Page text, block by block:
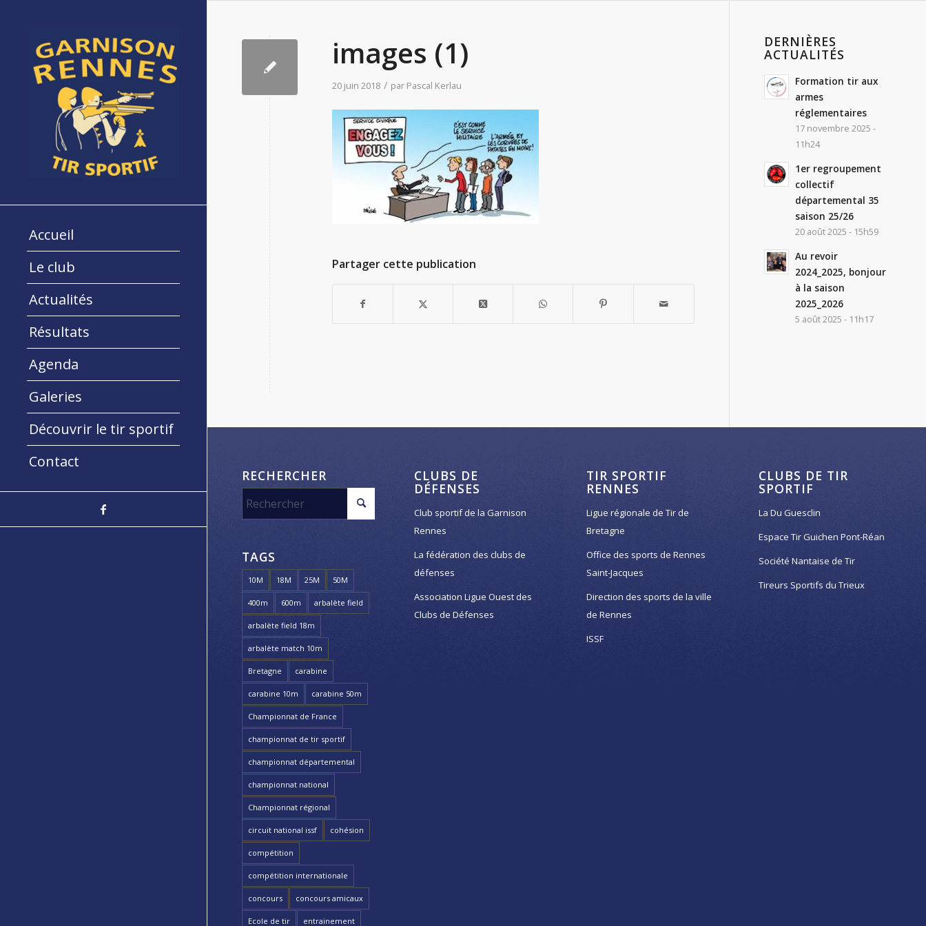
Accueil
Le club
Actualités
Résultats
Agenda
Galeries
Découvrir le tir sportif
Contact
images (1)
20 juin 2018 / par Pascal Kerlau
Partager cette publication
DERNIÈRES
ACTUALITÉS
Formation tir aux
armes
réglementaires
17 novembre 2025 -
11h24
1er regroupement
collectif
départemental 35
saison 25/26
20 août 2025 - 15h59
Au revoir
2024_2025, bonjour
à la saison
2025_2026
5 août 2025 - 11h17
RECHERCHER
TAGS
10M 18M 25M 50M
400m 600m arbalète field
arbalète field 18m
arbalète match 10m
Bretagne carabine
carabine 10m carabine 50m
Championnat de France
championnat de tir sportif
championnat départemental
championnat national
Championnat régional
circuit national issf cohésion
compétition
compétition internationale
concours concours amicaux
Ecole de tir entrainement
CLUBS DE
DÉFENSES
Club sportif de la Garnison
Rennes
La fédération des clubs de
défenses
Association Ligue Ouest des
Clubs de Défenses
TIR SPORTIF
RENNES
Ligue régionale de Tir de
Bretagne
Office des sports de Rennes
Saint-Jacques
Direction des sports de la ville
de Rennes
ISSF
CLUBS DE TIR
SPORTIF
La Du Guesclin
Espace Tir Guichen Pont-Réan
Société Nantaise de Tir
Tireurs Sportifs du Trieux